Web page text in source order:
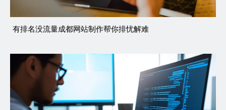
有排名没流量成都网站制作帮你排忧解难